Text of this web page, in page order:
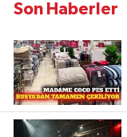
Son Haberler